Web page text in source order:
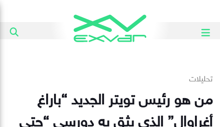
تحليلات
من هو رئيس تويتر الجديد “باراغ
أغراوال” الذي يثق به دورسي “حتى